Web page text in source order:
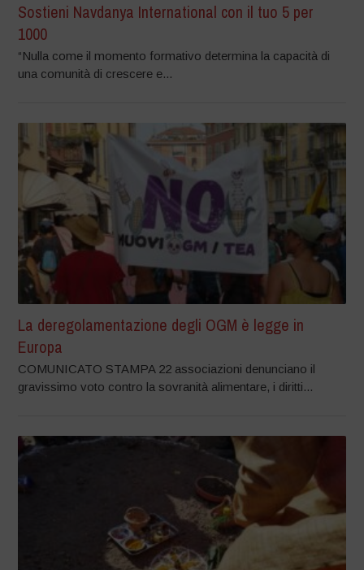
Sostieni Navdanya International con il tuo 5 per
1000
“Nulla come il momento formativo determina la capacità di
una comunità di crescere e...
La deregolamentazione degli OGM è legge in
Europa
COMUNICATO STAMPA 22 associazioni denunciano il
gravissimo voto contro la sovranità alimentare, i diritti...